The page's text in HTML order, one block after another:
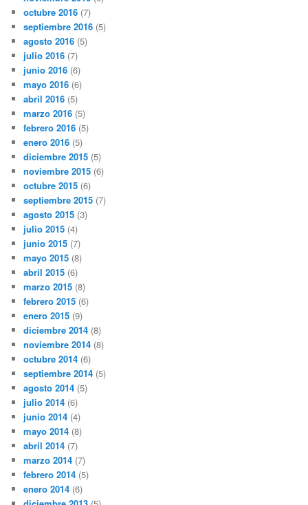
octubre 2016 (7)
septiembre 2016 (5)
agosto 2016 (5)
julio 2016 (7)
junio 2016 (6)
mayo 2016 (6)
abril 2016 (5)
marzo 2016 (5)
febrero 2016 (5)
enero 2016 (5)
diciembre 2015 (5)
noviembre 2015 (6)
octubre 2015 (6)
septiembre 2015 (7)
agosto 2015 (3)
julio 2015 (4)
junio 2015 (7)
mayo 2015 (8)
abril 2015 (6)
marzo 2015 (8)
febrero 2015 (6)
enero 2015 (9)
diciembre 2014 (8)
noviembre 2014 (8)
octubre 2014 (6)
septiembre 2014 (5)
agosto 2014 (5)
julio 2014 (6)
junio 2014 (4)
mayo 2014 (8)
abril 2014 (7)
marzo 2014 (7)
febrero 2014 (5)
enero 2014 (6)